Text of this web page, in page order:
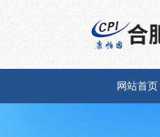
网站首页